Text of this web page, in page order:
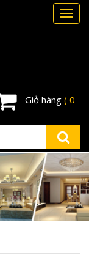
Giỏ hàng ( 0